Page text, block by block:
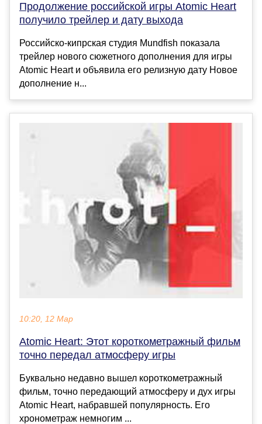
Продолжение российской игры Atomic Heart
получило трейлер и дату выхода
Российско-кипрская студия Mundfish показала
трейлер нового сюжетного дополнения для игры
Atomic Heart и объявила его релизную дату Новое
дополнение н...
10:20, 12 Мар
Atomic Heart: Этот короткометражный фильм
точно передал атмосферу игры
Буквально недавно вышел короткометражный
фильм, точно передающий атмосферу и дух игры
Atomic Heart, набравшей популярность. Его
хронометраж немногим ...